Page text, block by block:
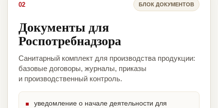
02 БЛОК ДОКУМЕНТОВ
Документы для
Роспотребнадзора
Санитарный комплект для производства продукции:
базовые договоры, журналы, приказы
и производственный контроль.
уведомление о начале деятельности для